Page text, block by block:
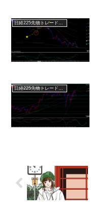
日経225先物トレード倶楽部